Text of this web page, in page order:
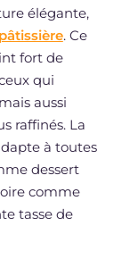
élégante,
. Ce
fort de
qui
aussi
raffinés. La
à toutes
dessert
comme
tasse de